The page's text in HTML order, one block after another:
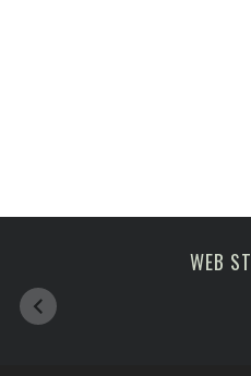
WEB
Melhoras atrações
de Paris